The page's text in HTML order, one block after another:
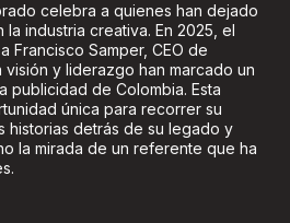
celebra a quienes han dejado
industria creativa. En 2025, el
Francisco Samper, CEO de
visión y liderazgo han marcado un
publicidad de Colombia. Esta
única para recorrer su
historias detrás de su legado y
la mirada de un referente que ha